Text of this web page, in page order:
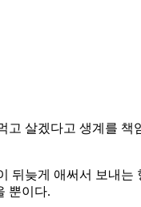
고 살겠다고 생계를
뒤늦게 애써서 보내
뿐이다.